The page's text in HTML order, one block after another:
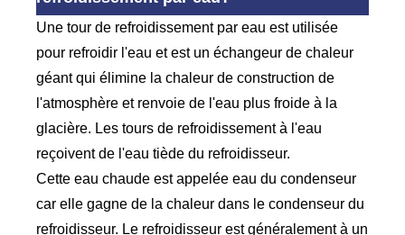
Une tour de refroidissement par eau est utilisée
pour refroidir l'eau et est un échangeur de chaleur
géant qui élimine la chaleur de construction de
l'atmosphère et renvoie de l'eau plus froide à la
glacière. Les tours de refroidissement à l'eau
reçoivent de l'eau tiède du refroidisseur.
Cette eau chaude est appelée eau du condenseur
car elle gagne de la chaleur dans le condenseur du
refroidisseur. Le refroidisseur est généralement à un